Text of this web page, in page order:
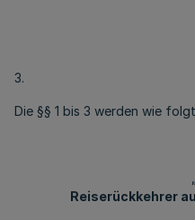
3.
Die §§ 1 bis 3 werden wie
Reiserückkehrer